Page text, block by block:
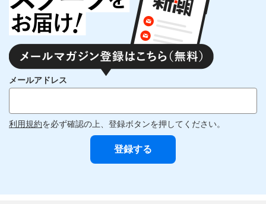
メールアドレス
利用規約を必ず確認の上、登録ボタンを押してください。